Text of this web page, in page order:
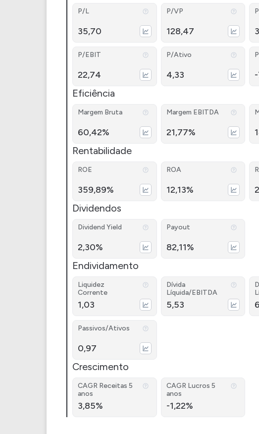
P/L
35,70
P/VP
128,47
P/EBIT
22,74
P/Ativo
4,33
Eficiência
Margem Bruta
60,42%
Margem EBITDA
21,77%
Rentabilidade
ROE
359,89%
ROA
12,13%
Dividendos
Dividend Yield
2,30%
Payout
82,11%
Endividamento
Liquidez
Corrente
1,03
Dívida
Líquida/EBITDA
5,53
Passivos/Ativos
0,97
Crescimento
CAGR Receitas 5
anos
3,85%
CAGR Lucros 5
anos
-1,22%